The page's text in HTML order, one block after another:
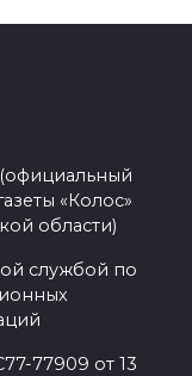
«Колос»
области)
службой по
77909 от 13